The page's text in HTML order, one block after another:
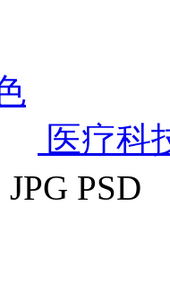
医疗科
JPG PSD